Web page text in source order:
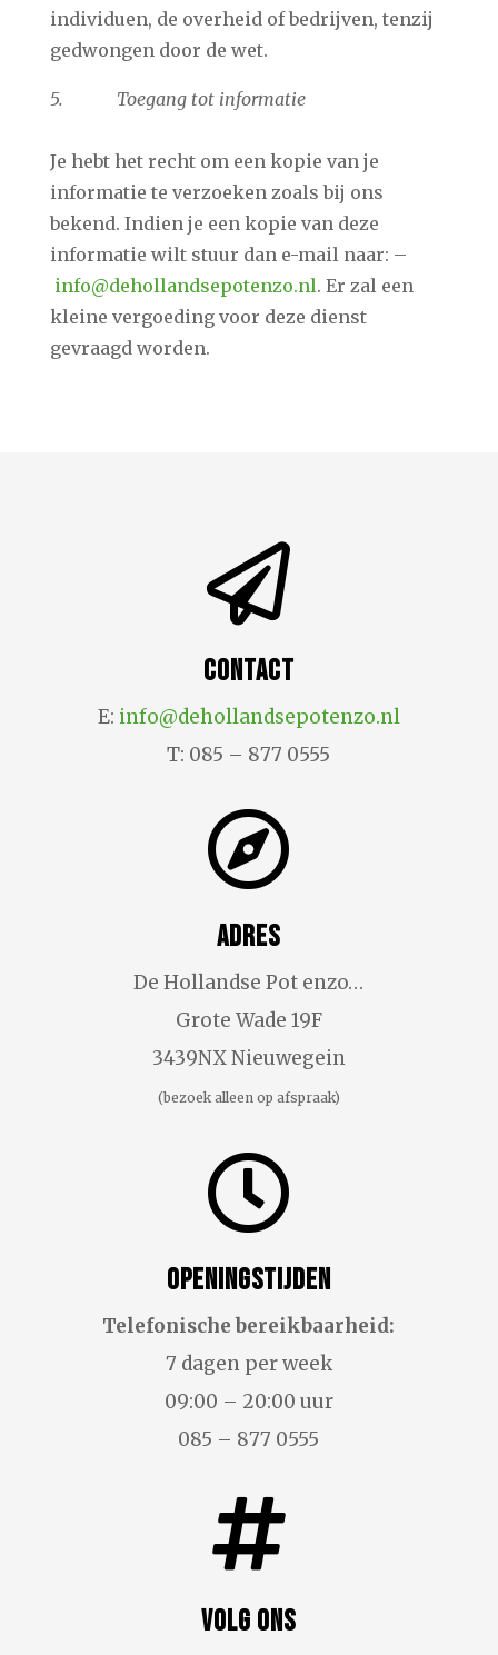
individuen, de overheid of bedrijven, tenzij
gedwongen door de wet.
5. Toegang tot informatie
Je hebt het recht om een kopie van je
informatie te verzoeken zoals bij ons
bekend. Indien je een kopie van deze
informatie wilt stuur dan e-mail naar: –
info@dehollandsepotenzo.nl. Er zal een
kleine vergoeding voor deze dienst
gevraagd worden.

Contact
E: info@dehollandsepotenzo.nl
T: 085 – 877 0555

Adres
De Hollandse Pot enzo…
Grote Wade 19F
3439NX Nieuwegein
(bezoek alleen op afspraak)

Openingstijden
Telefonische bereikbaarheid:
7 dagen per week
09:00 – 20:00 uur
085 – 877 0555

Volg ons